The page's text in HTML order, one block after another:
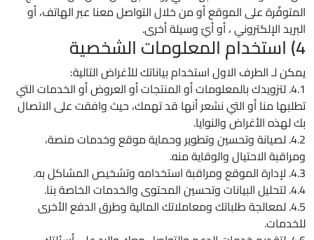
المتوفّرة على الموقع أو من خلال التواصل معنا عبر الهاتف، أو
البريد الإلكتروني ، أو أيّ وسيلة أخرى.
4) استخدام المعلومات الشخصية
يمكن لـ الطرف الاول استخدام بياناتك للأغراض التالية:
4.1. لتزويدك بالمعلومات أو المنتجات أو العروض أو الخدمات التي
تطلبها منا أو التي نشعر أنها قد تهمك، حيث وافقت على الاتصال
بك لهذه الأغراض والنوايا.
4.2. لصيانة وتحسين وتطوير وحماية موقع وخدمات منصة،
ومراقبة الاحتيال والوقاية منه.
4.3. لإدارة الموقع ومراقبة استخدامه وتشخيص المشاكل به.
4.4. لتحليل البيانات وتحسين المحتوى والخدمات الخاصة بنا.
4.5. لمعالجة طلباتك ومعاملاتك المالية وطرق الدفع الأخرى
للخدمات.